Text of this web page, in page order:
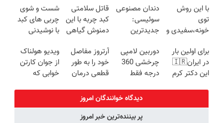
روزه ساخت!
کننده خانگی
20سال جوون
شدی🔥
با این روش
توی
خونه،سفیدی و
برگردون
(40%off)
دندان مصنوعی
سوئیسی:
جدیدترین
سبک و مقاوم |
پرداخت قسطی
قاتل سلامتی
کبد چربه با این
دمنوش گیاهی
شست و شوی
چربی های کبد
با نوشیدنی
برای اولین بار
در ایران🇮🇷
این دکتر کرم
دوربین لامپی
چرخشی 360
درجه فقط
🔥 پرداخت
درب منزل
آرتروز مفاصل
خود را به طور
قطعی درمان
◗پرسش‌نامه◖
ویدیو هولناک
از جوان کارتن
خوابی که
دیدگاه خوانندگان امروز
پر بیننده‌ترین خبر امروز